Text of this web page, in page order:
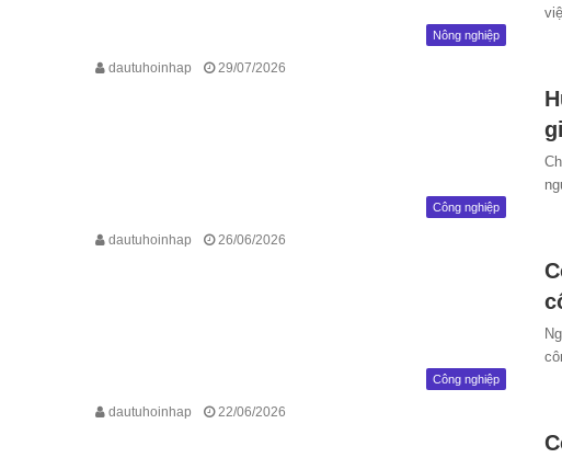
Nông nghiệp
dautuhoinhap 29/07/2026
Công nghiệp
dautuhoinhap 26/06/2026
Công nghiệp
dautuhoinhap 22/06/2026